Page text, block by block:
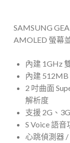
SAMSUNG
AMOLED 螢幕
內建 1GHz
內建
2 吋曲面
解析度
支援 2G、
S Voice 語
心跳偵測器